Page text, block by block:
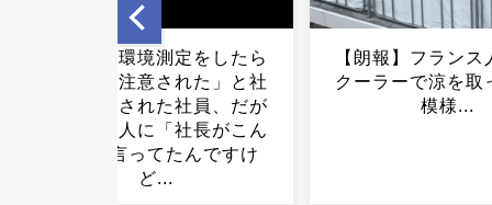
あのスーパーボ
ア、再び動
【朗報】フランス人、無事
クーラーで涼を取っている
模様...